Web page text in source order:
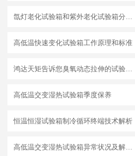
高低温快速变化试验箱工作原理和标准
高低温交变湿热试验箱季度保养
恒温恒湿试验箱制冷循环终端技术解析